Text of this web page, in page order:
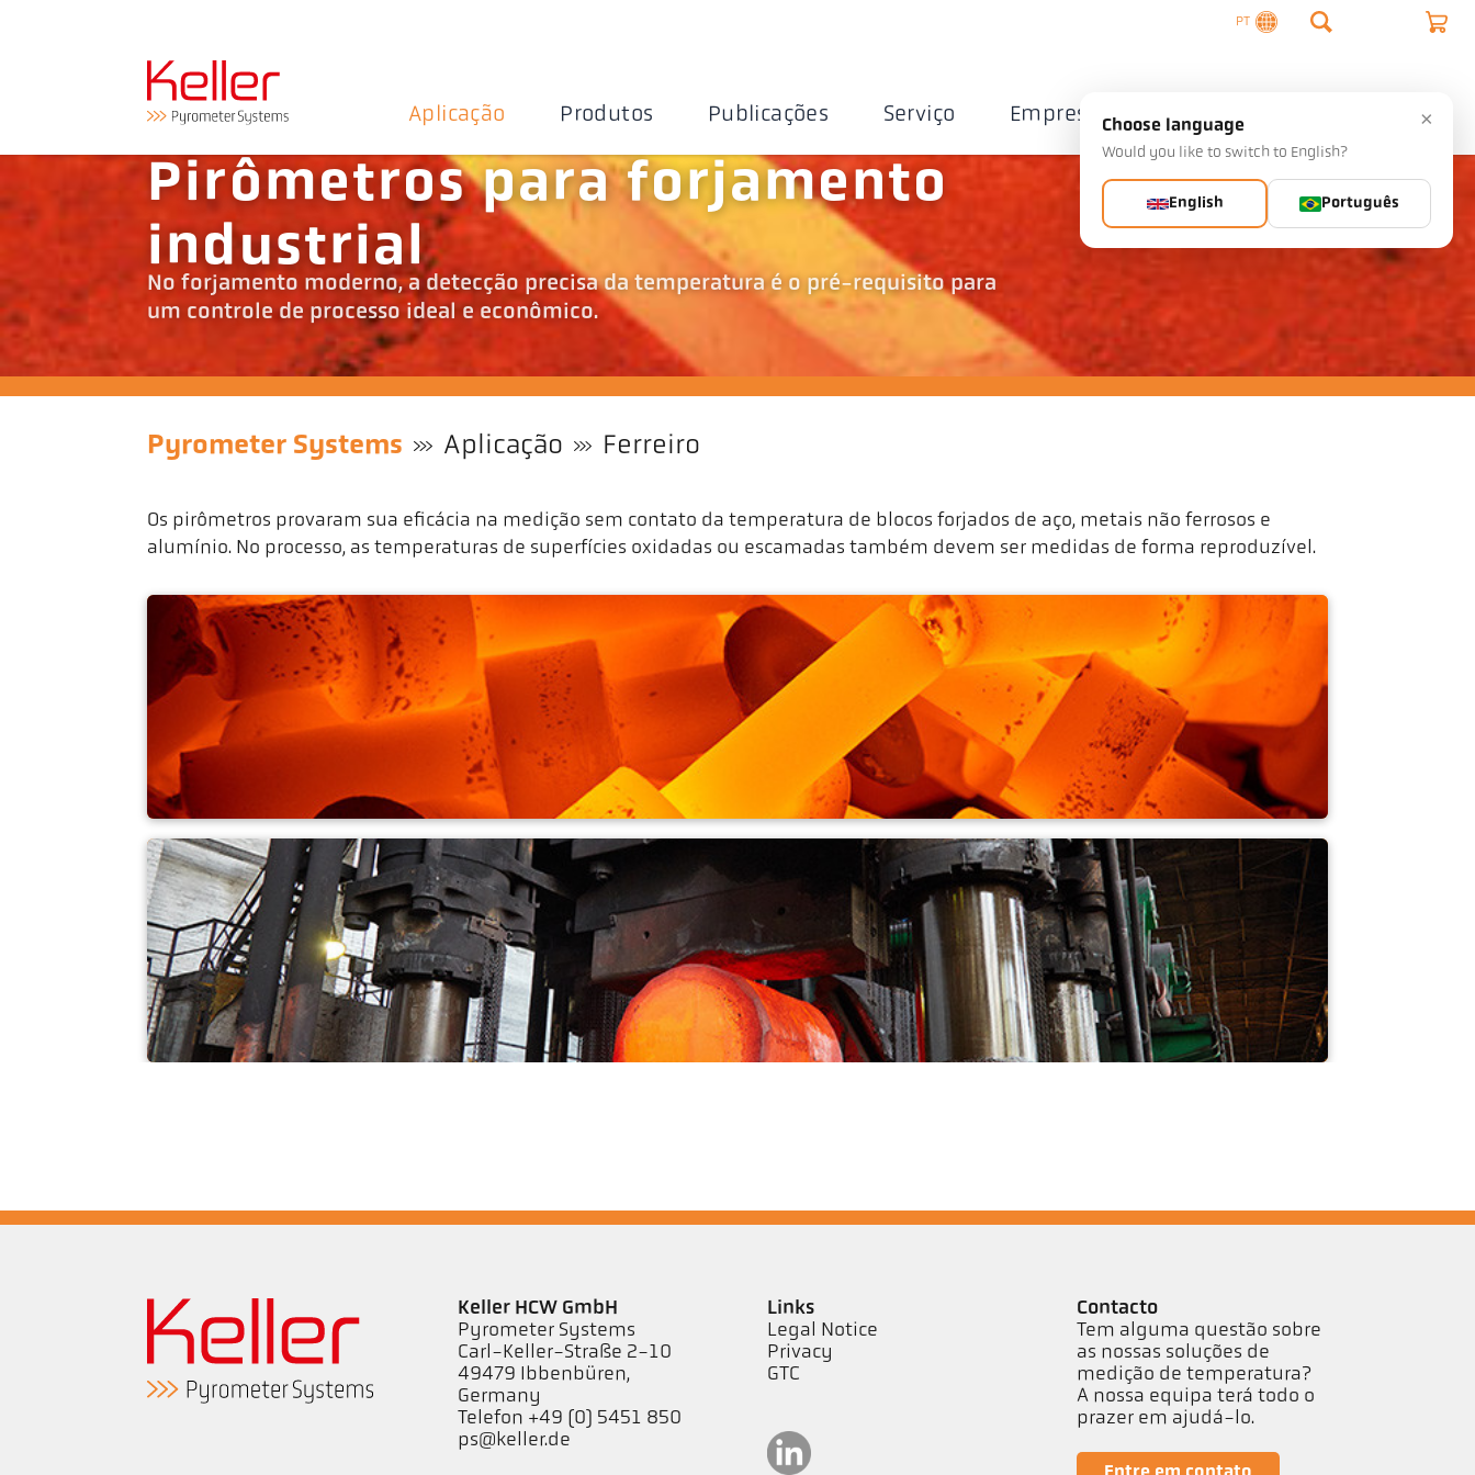
PT
Aplicação Produtos Publicações Serviço Empresa Contacto
Pirômetros para forjamento
industrial
No forjamento moderno, a detecção precisa da temperatura é o pré-requisito para
um controle de processo ideal e econômico.
Pyrometer Systems Aplicação Ferreiro
Os pirômetros provaram sua eficácia na medição sem contato da temperatura de blocos forjados de aço, metais não ferrosos e
alumínio. No processo, as temperaturas de superfícies oxidadas ou escamadas também devem ser medidas de forma reproduzível.
Forjaria de matriz
Keller HCW GmbH
Pyrometer Systems
Carl-Keller-Straße 2-10
49479 Ibbenbüren,
Germany
Telefon +49 (0) 5451 850
ps@keller.de
Links
Legal Notice
Privacy
GTC
Contacto
Tem alguma questão sobre
as nossas soluções de
medição de temperatura?
A nossa equipa terá todo o
prazer em ajudá-lo.
×
Choose language
Would you like to switch to English?
English Português